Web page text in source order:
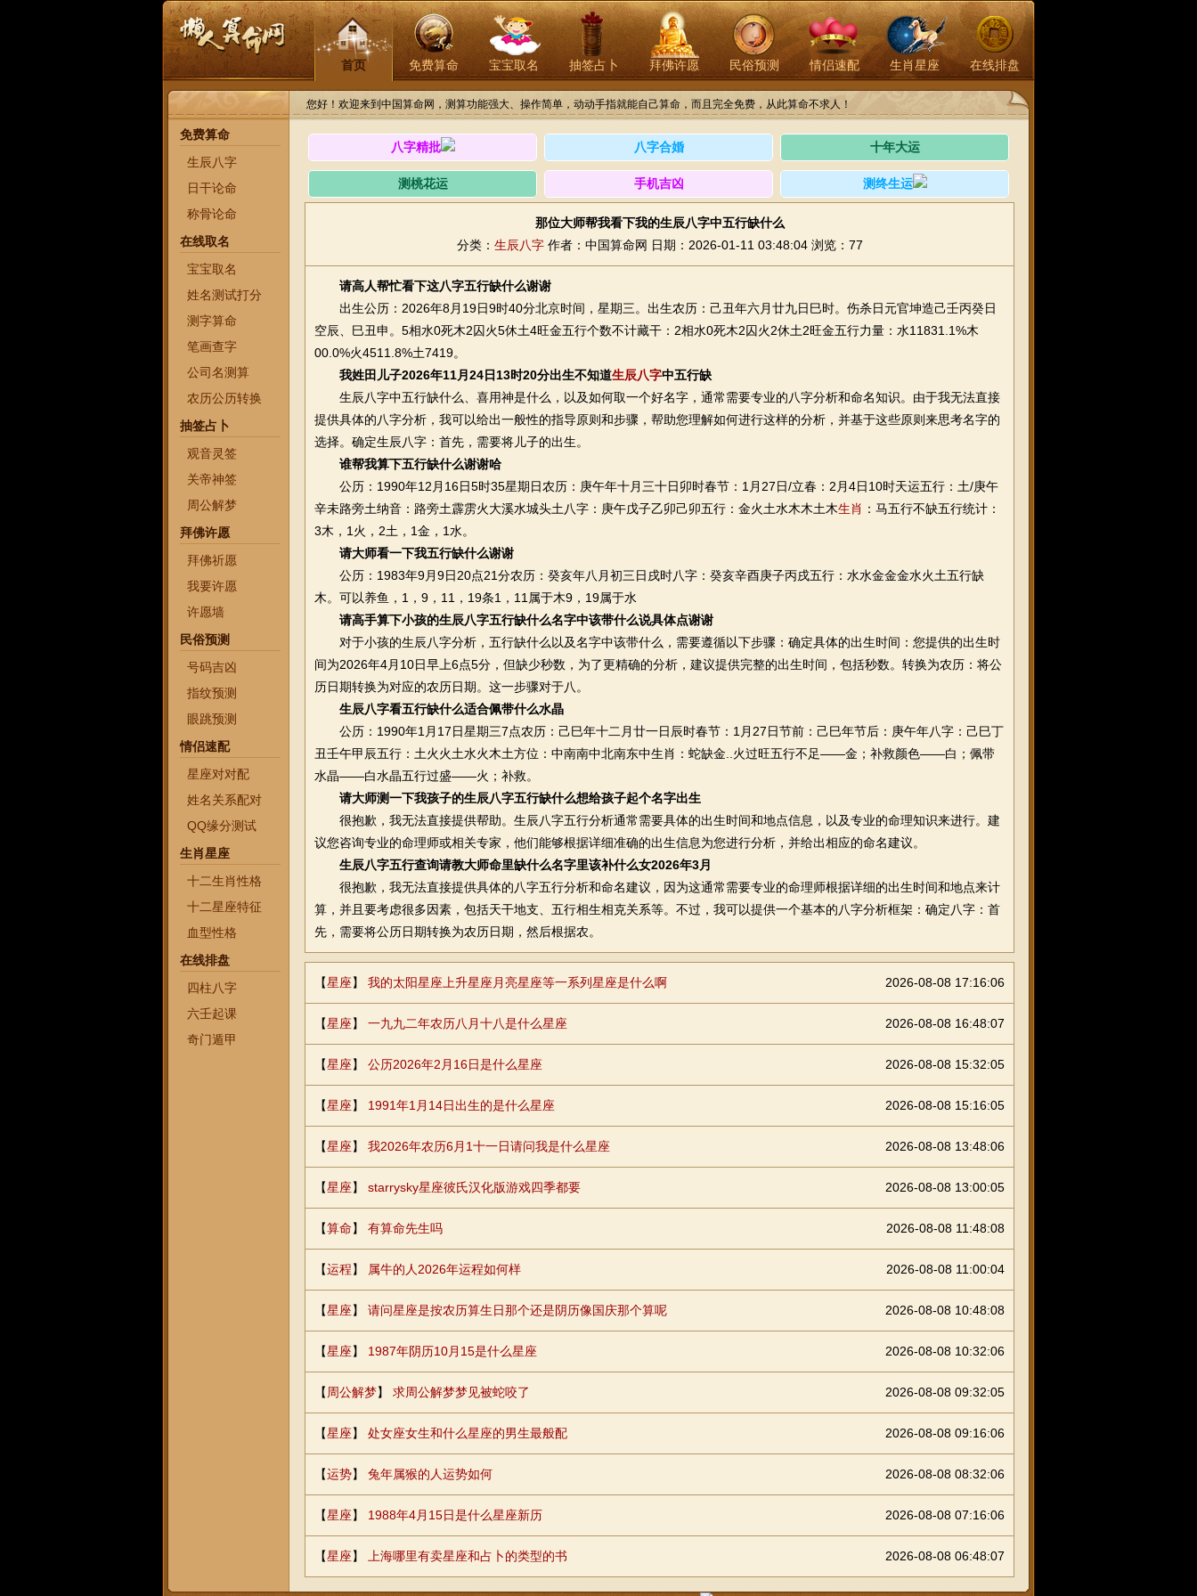
首页 免费算命 宝宝取名 抽签占卜 拜佛许愿 民俗预测 情侣速配 生肖星座 在线排盘
您好！欢迎来到中国算命网，测算功能强大、操作简单，动动手指就能自己算命，而且完全免费，从此算命不求人！
免费算命
生辰八字
日干论命
称骨论命
在线取名
宝宝取名
姓名测试打分
测字算命
笔画查字
公司名测算
农历公历转换
抽签占卜
观音灵签
关帝神签
周公解梦
拜佛许愿
拜佛祈愿
我要许愿
许愿墙
民俗预测
号码吉凶
指纹预测
眼跳预测
情侣速配
星座对对配
姓名关系配对
QQ缘分测试
生肖星座
十二生肖性格
十二星座特征
血型性格
在线排盘
四柱八字
六壬起课
奇门遁甲
八字精批 八字合婚 十年大运
测桃花运 手机吉凶 测终生运
那位大师帮我看下我的生辰八字中五行缺什么
分类： 生辰八字 作者：中国算命网 日期：2026-01-11 03:48:04 浏览：77
请高人帮忙看下这八字五行缺什么谢谢
出生公历：2026年8月19日9时40分北京时间，星期三。出生农历：己丑年六月廿九日巳时。伤杀日元官坤造己壬丙癸日
空辰、巳丑申。5相水0死木2囚火5休土4旺金五行个数不计藏干：2相水0死木2囚火2休土2旺金五行力量：水11831.1%木
00.0%火4511.8%土7419。
我姓田儿子2026年11月24日13时20分出生不知道生辰八字中五行缺
生辰八字中五行缺什么、喜用神是什么，以及如何取一个好名字，通常需要专业的八字分析和命名知识。由于我无法直接
提供具体的八字分析，我可以给出一般性的指导原则和步骤，帮助您理解如何进行这样的分析，并基于这些原则来思考名字的
选择。确定生辰八字：首先，需要将儿子的出生。
谁帮我算下五行缺什么谢谢哈
公历：1990年12月16日5时35星期日农历：庚午年十月三十日卯时春节：1月27日/立春：2月4日10时天运五行：土/庚午
辛未路旁土纳音：路旁土霹雳火大溪水城头土八字：庚午戊子乙卯己卯五行：金火土水木木土木生肖 ：马五行不缺五行统计：
3木，1火，2土，1金，1水。
请大师看一下我五行缺什么谢谢
公历：1983年9月9日20点21分农历：癸亥年八月初三日戌时八字：癸亥辛酉庚子丙戌五行：水水金金金水火土五行缺
木。可以养鱼，1，9，11，19条1，11属于木9，19属于水
请高手算下小孩的生辰八字五行缺什么名字中该带什么说具体点谢谢
对于小孩的生辰八字分析，五行缺什么以及名字中该带什么，需要遵循以下步骤：确定具体的出生时间：您提供的出生时
间为2026年4月10日早上6点5分，但缺少秒数，为了更精确的分析，建议提供完整的出生时间，包括秒数。转换为农历：将公
历日期转换为对应的农历日期。这一步骤对于八。
生辰八字看五行缺什么适合佩带什么水晶
公历：1990年1月17日星期三7点农历：己巳年十二月廿一日辰时春节：1月27日节前：己巳年节后：庚午年八字：己巳丁
丑壬午甲辰五行：土火火土水火木土方位：中南南中北南东中生肖：蛇缺金..火过旺五行不足——金；补救颜色——白；佩带
水晶——白水晶五行过盛——火；补救。
请大师测一下我孩子的生辰八字五行缺什么想给孩子起个名字出生
很抱歉，我无法直接提供帮助。生辰八字五行分析通常需要具体的出生时间和地点信息，以及专业的命理知识来进行。建
议您咨询专业的命理师或相关专家，他们能够根据详细准确的出生信息为您进行分析，并给出相应的命名建议。
生辰八字五行查询请教大师命里缺什么名字里该补什么女2026年3月
很抱歉，我无法直接提供具体的八字五行分析和命名建议，因为这通常需要专业的命理师根据详细的出生时间和地点来计
算，并且要考虑很多因素，包括天干地支、五行相生相克关系等。不过，我可以提供一个基本的八字分析框架：确定八字：首
先，需要将公历日期转换为农历日期，然后根据农。
【星座】 我的太阳星座上升星座月亮星座等一系列星座是什么啊 2026-08-08 17:16:06
【星座】 一九九二年农历八月十八是什么星座 2026-08-08 16:48:07
【星座】 公历2026年2月16日是什么星座 2026-08-08 15:32:05
【星座】 1991年1月14日出生的是什么星座 2026-08-08 15:16:05
【星座】 我2026年农历6月1十一日请问我是什么星座 2026-08-08 13:48:06
【星座】 starrysky星座彼氏汉化版游戏四季都要 2026-08-08 13:00:05
【算命】 有算命先生吗 2026-08-08 11:48:08
【运程】 属牛的人2026年运程如何样 2026-08-08 11:00:04
【星座】 请问星座是按农历算生日那个还是阴历像国庆那个算呢 2026-08-08 10:48:08
【星座】 1987年阴历10月15是什么星座 2026-08-08 10:32:06
【 周公解梦】 求周公解梦梦见被蛇咬了 2026-08-08 09:32:05
【星座】 处女座女生和什么星座的男生最般配 2026-08-08 09:16:06
【运势】 兔年属猴的人运势如何 2026-08-08 08:32:06
【星座】 1988年4月15日是什么星座新历 2026-08-08 07:16:06
【星座】 上海哪里有卖星座和占卜的类型的书 2026-08-08 06:48:07